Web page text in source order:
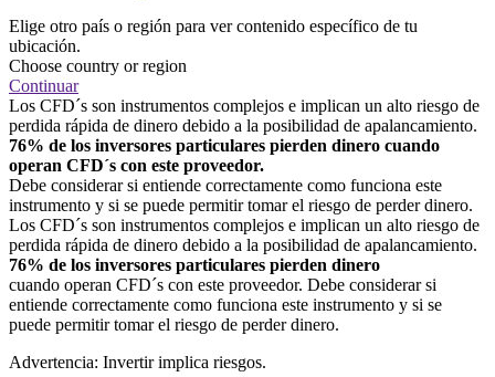
Elige otro país o región para ver contenido específico de tu
ubicación.
Choose country or region
Continuar
Los CFD´s son instrumentos complejos e implican un alto riesgo de
perdida rápida de dinero debido a la posibilidad de apalancamiento.
76% de los inversores particulares pierden dinero cuando
operan CFD´s con este proveedor.
Debe considerar si entiende correctamente como funciona este
instrumento y si se puede permitir tomar el riesgo de perder dinero.
Los CFD´s son instrumentos complejos e implican un alto riesgo de
perdida rápida de dinero debido a la posibilidad de apalancamiento.
76% de los inversores particulares pierden dinero
cuando operan CFD´s con este proveedor. Debe considerar si
entiende correctamente como funciona este instrumento y si se
puede permitir tomar el riesgo de perder dinero.
Advertencia: Invertir implica riesgos.